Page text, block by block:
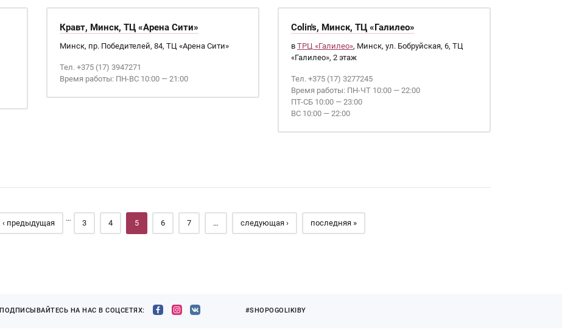
Кравт, Минск, ТЦ «Арена Сити»
Минск, пр. Победителей, 84, ТЦ «Арена Сити»
Тел. +375 (17) 3947271
Время работы: ПН-ВС 10:00 — 21:00
Colin's, Минск, ТЦ «Галилео»
в ТРЦ «Галилео», Минск, ул. Бобруйская, 6, ТЦ
«Галилео», 2 этаж
Тел. +375 (17) 3277245
Время работы: ПН-ЧТ 10:00 — 22:00
ПТ-СБ 10:00 — 23:00
ВС 10:00 — 22:00
‹ предыдущая
…
3 4 5 6 7 … следующая › последняя »
ПОДПИСЫВАЙТЕСЬ НА НАС В СОЦСЕТЯХ: #SHOPOGOLIKIBY